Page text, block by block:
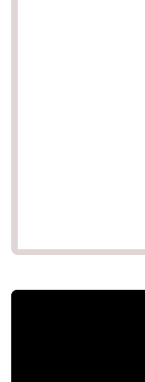
官方Youtube影片